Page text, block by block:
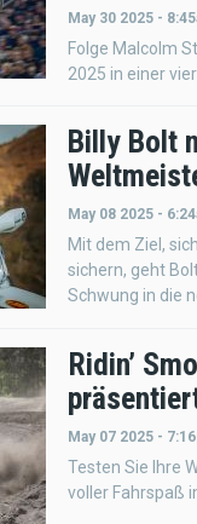
May 30 2025 -
Folge Malcolm
2025 in einer
Billy Bolt
May 08 2025 -
Mit dem Ziel,
sichern, geht
Schwung in die
Ridin’
May 07 2025 -
Testen Sie Ihre
voller Fahrspaß